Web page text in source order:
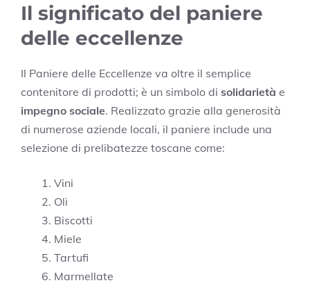
Il significato del paniere
delle eccellenze
Il Paniere delle Eccellenze va oltre il semplice
contenitore di prodotti; è un simbolo di solidarietà e
impegno sociale. Realizzato grazie alla generosità
di numerose aziende locali, il paniere include una
selezione di prelibatezze toscane come:
Vini
Oli
Biscotti
Miele
Tartufi
Marmellate